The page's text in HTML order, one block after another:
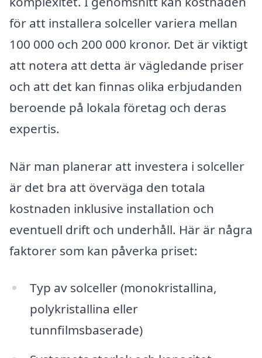
för att installera solceller variera mellan
100 000 och 200 000 kronor. Det är viktigt
att notera att detta är vägledande priser
och att det kan finnas olika erbjudanden
beroende på lokala företag och deras
expertis.
När man planerar att investera i solceller
är det bra att överväga den totala
kostnaden inklusive installation och
eventuell drift och underhåll. Här är några
faktorer som kan påverka priset:
Typ av solceller (monokristallina,
polykristallina eller
tunnfilmsbaserade)